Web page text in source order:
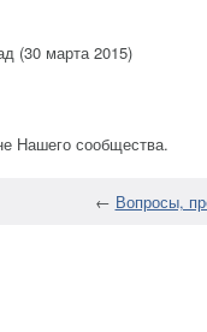
(30 марта 2015)
Нашего сообщества.
← Вопросы,